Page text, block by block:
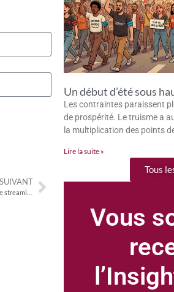
Un début d’été sous
Les contraintes paraissent
de prospérité. Le truisme a
la multiplication des points
Lire la suite »
Tous
Vous
SUIVANT